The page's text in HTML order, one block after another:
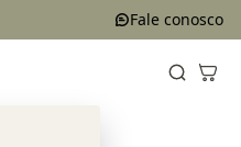
Fale conosco